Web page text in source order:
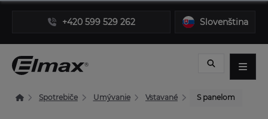
+420 599 529 262 Slovenština
Spotrebiče Umývanie Vstavané S panelom